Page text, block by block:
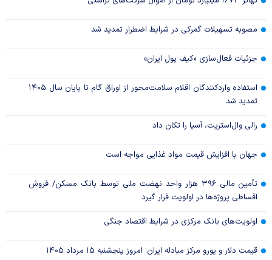
مصوبه تسهیلات گمرکی در شرایط اضطرار تمدید شد
جزئیات فعال‌سازی «کیف پول ایران»
استفاده واردکنندگان اقلام سلامت‌محور از اوراق گام تا پایان سال ۱۴۰۵
تمدید شد
رالی وال‌استریت، آسیا را تکان داد
جهان با افزایش قیمت مواد غذایی مواجه است
تأمین مالی ۳۹۶ هزار واحد نهضت ملی توسط بانک مسکن/ فروش
اقساطی پروژه‌ها در اولویت قرار گیرد
اولویت‌های بانک مرکزی در شرایط اقتصاد جنگی
قیمت دلار و یورو مرکز مبادله ایران؛ امروز پنجشنبه ۱۵ مرداد ۱۴۰۵